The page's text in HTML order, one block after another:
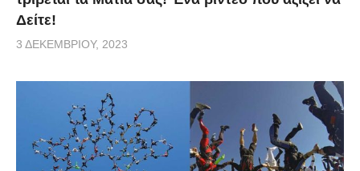
Δείτε!
3 ΔΕΚΕΜΒΡΊΟΥ, 2023